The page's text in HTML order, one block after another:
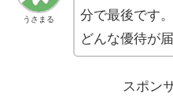
うさまる
分で最後です。
どんな優待が
スポン